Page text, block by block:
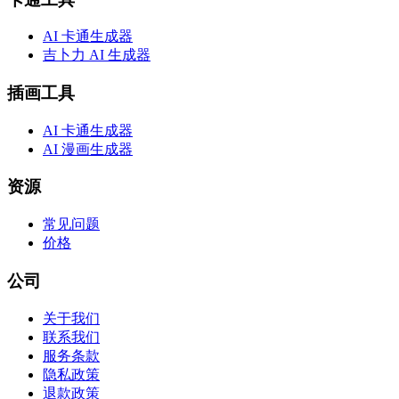
AI 卡通生成器
吉卜力 AI 生成器
插画工具
AI 卡通生成器
AI 漫画生成器
资源
常见问题
价格
公司
关于我们
联系我们
服务条款
隐私政策
退款政策